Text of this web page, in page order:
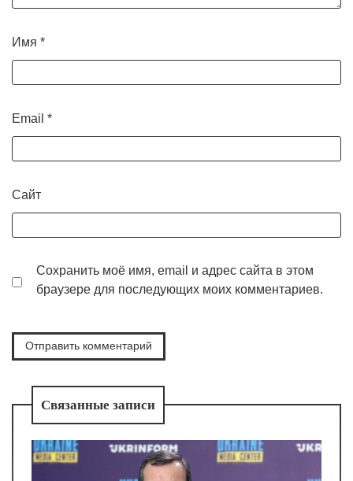
Имя *
Email *
Сайт
Сохранить моё имя, email и адрес сайта в этом
браузере для последующих моих комментариев.
Связанные записи